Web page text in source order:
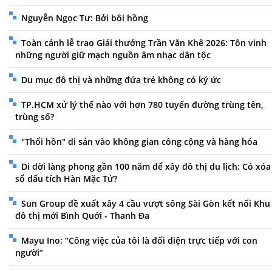
Nguyễn Ngọc Tư: Bởi bôi hồng
Toàn cảnh lễ trao Giải thưởng Trần Văn Khê 2026: Tôn vinh
những người giữ mạch nguồn âm nhạc dân tộc
Du mục đô thị và những đứa trẻ không có ký ức
TP.HCM xử lý thế nào với hơn 780 tuyến đường trùng tên,
trùng số?
"Thổi hồn" di sản vào không gian công cộng và hàng hóa
Di dời làng phong gần 100 năm để xây đô thị du lịch: Có xóa
sổ dấu tích Hàn Mặc Tử?
Sun Group đề xuất xây 4 cầu vượt sông Sài Gòn kết nối Khu
đô thị mới Bình Quới - Thanh Đa
Mayu Ino: “Công việc của tôi là đối diện trực tiếp với con
người”